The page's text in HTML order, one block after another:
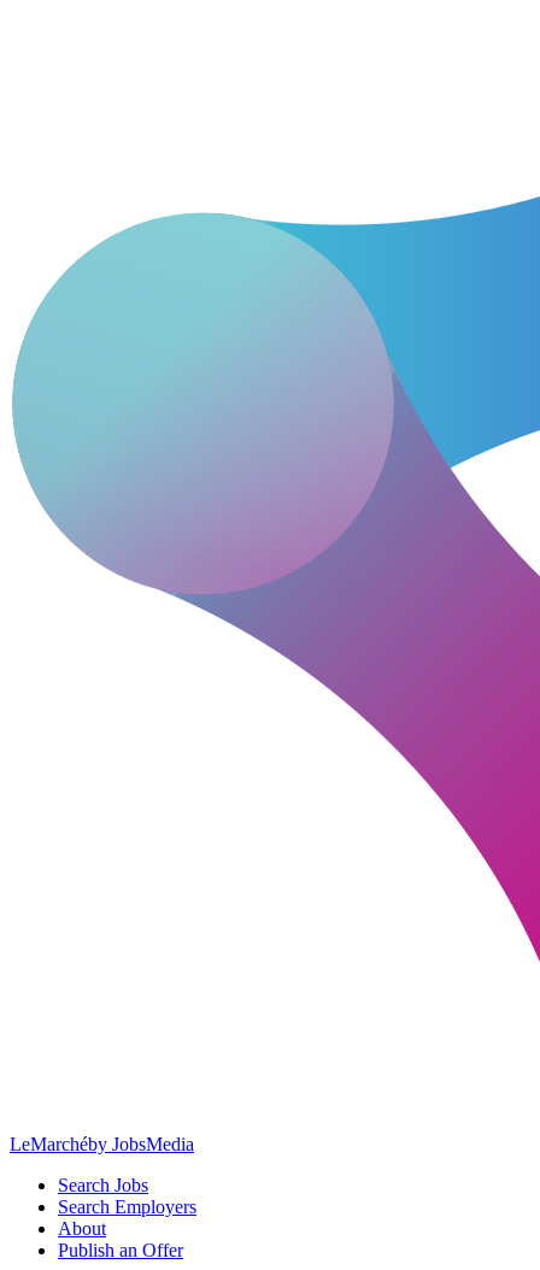
LeMarchéby JobsMedia
Search Jobs
Search Employers
About
Publish an Offer